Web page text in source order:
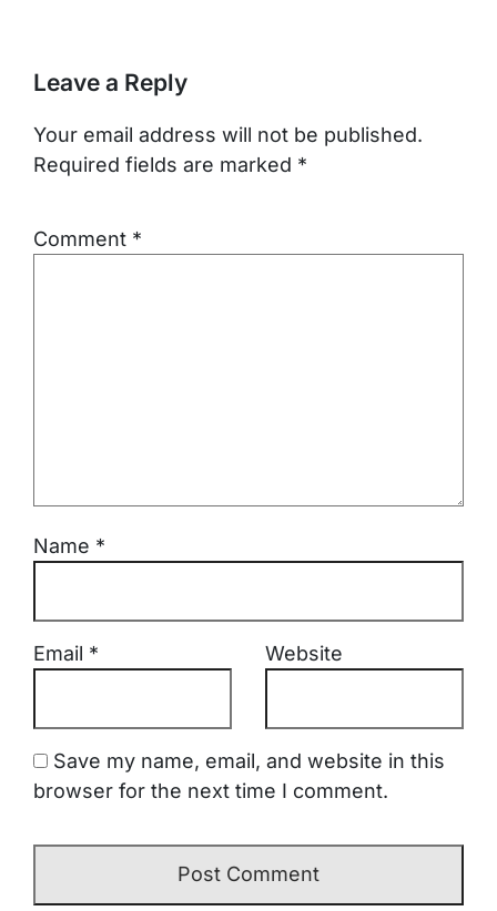
Leave a Reply
Your email address will not be published.
Required fields are marked *
Comment *
Name *
Email * Website
Save my name, email, and website in this
browser for the next time I comment.